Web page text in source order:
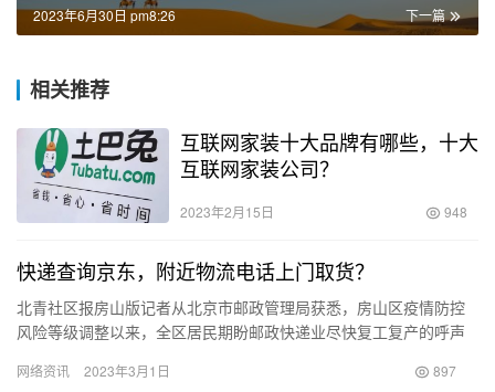
下一篇
2023年6月30日 pm8:26
相关推荐
互联网家装十大品牌有哪些，十大
互联网家装公司？
2023年2月15日 948
快递查询京东，附近物流电话上门取货？
北青社区报房山版记者从北京市邮政管理局获悉，房山区疫情防控
风险等级调整以来，全区居民期盼邮政快递业尽快复工复产的呼声
快递…
网络资讯 2023年3月1日 897